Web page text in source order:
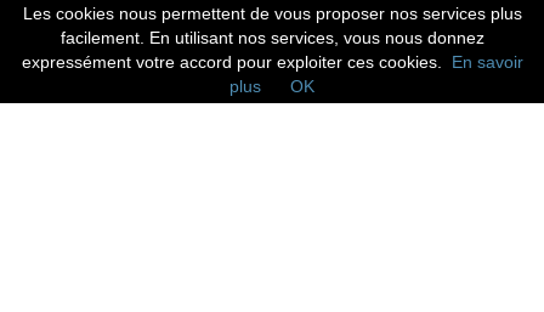
Mentions légales
Nous contacter
Cookies
Statistiques
Les cookies nous permettent de vous proposer nos services plus
facilement. En utilisant nos services, vous nous donnez
expressément votre accord pour exploiter ces cookies.
En savoir
plus
OK